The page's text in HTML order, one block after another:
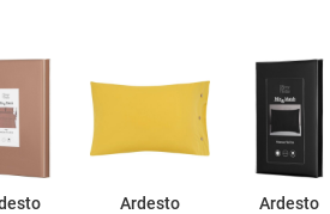
Ardesto
Ardesto